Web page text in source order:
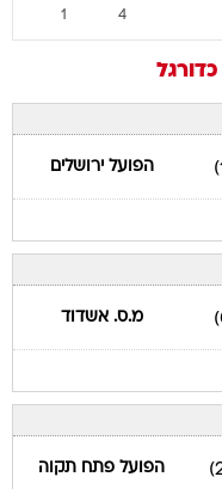
4
1
כדורגל
הפועל ירושלים
מ.ס. אשדוד
הפועל פתח תקוה